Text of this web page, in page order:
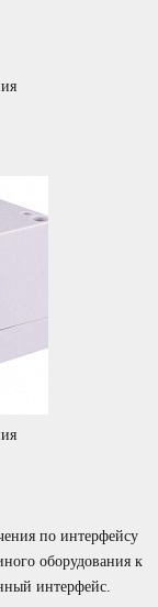
по интерфейсу
оборудования к
интерфейс.